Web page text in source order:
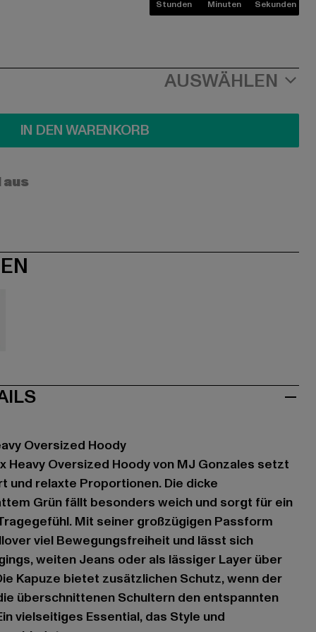
Stunden Minuten Sekunden
AUSWÄHLEN
IN DEN WARENKORB
Oversized Hoody
Heavy Oversized Hoody von MJ Gonzales setzt
und relaxte Proportionen. Die dicke
Grün fällt besonders weich und sorgt für ein
Mit seiner großzügigen Passform
viel Bewegungsfreiheit und lässt sich
weiten Jeans oder als lässiger Layer über
Kapuze bietet zusätzlichen Schutz, wenn der
überschnittenen Schultern den entspannten
vielseitiges Essential, das Style und